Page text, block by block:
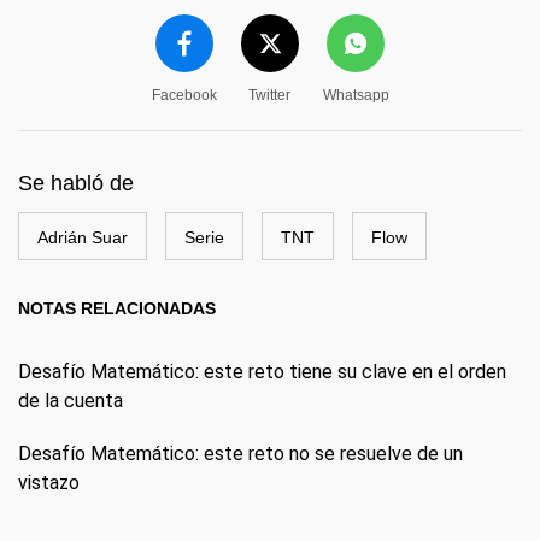
Facebook Twitter Whatsapp
Se habló de
Adrián Suar Serie TNT Flow
NOTAS RELACIONADAS
Desafío Matemático: este reto tiene su clave en el orden
de la cuenta
Desafío Matemático: este reto no se resuelve de un
vistazo